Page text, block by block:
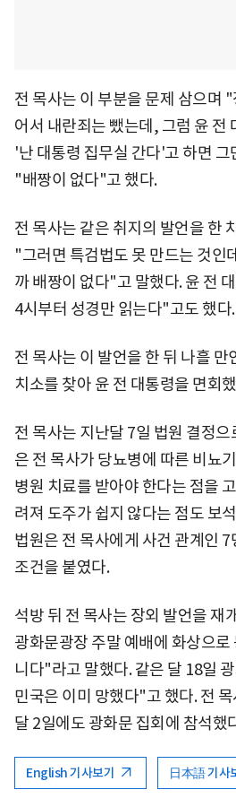
전 목사는 이 부분을 문제 삼으며
어서 내란죄는 뺐는데, 그럼 윤 전
'난 대통령 집무실 간다'고 하면
"배짱이 없다"고 했다.
전 목사는 같은 취지의 발언을 한
"그러면 특검법도 못 만드는 것인
까 배짱이 없다"고 말했다. 윤 전
4시부터 성경만 읽는다"고도 했다.
전 목사는 이 발언을 한 뒤 나흘
치소를 찾아 윤 전 대통령을 면회
전 목사는 지난달 7일 법원 결정으
은 전 목사가 당뇨병에 따른 비뇨
병원 치료를 받아야 한다는 점을
려져 도주가 쉽지 않다는 점도 보
법원은 전 목사에게 사건 관계인
조건을 붙였다.
석방 뒤 전 목사는 장외 발언을 재
광화문광장 주말 예배에 화상으
니다"라고 말했다. 같은 달 18일
민국은 이미 망했다"고 했다. 전
달 2일에도 광화문 집회에 참석했
English 기사보기 日本語 기사